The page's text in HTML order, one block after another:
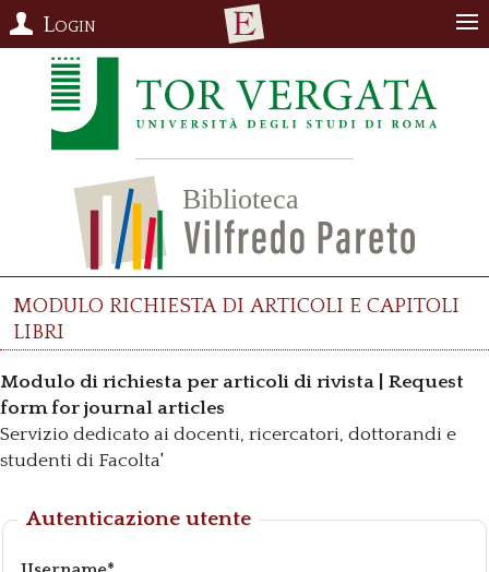
Login
MODULO Richiesta di articoli e capitoli
libri
Modulo di richiesta per articoli di rivista | Request
form for journal articles
Servizio dedicato ai docenti, ricercatori, dottorandi e
studenti di Facolta'
Autenticazione utente